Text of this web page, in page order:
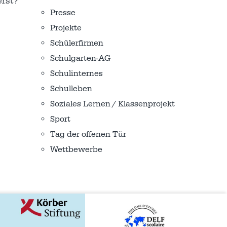
Presse
Projekte
Schülerfirmen
Schulgarten-AG
Schulinternes
Schulleben
Soziales Lernen / Klassenprojekt
Sport
Tag der offenen Tür
Wettbewerbe